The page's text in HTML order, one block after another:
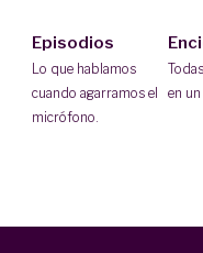
Episodios
Lo que hablamos
cuando agarramos el
micrófono.
en